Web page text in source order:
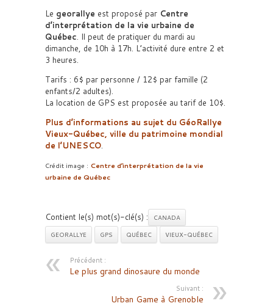
Le georallye est proposé par Centre
d’interprétation de la vie urbaine de
Québec. Il peut de pratiquer du mardi au
dimanche, de 10h à 17h. L’activité dure entre 2 et
3 heures.
Tarifs : 6$ par personne / 12$ par famille (2
enfants/2 adultes).
La location de GPS est proposée au tarif de 10$.
Plus d’informations au sujet du GéoRallye
Vieux-Québec, ville du patrimoine mondial
de l’UNESCO.
Crédit image : Centre d’interprétation de la vie
urbaine de Québec
Contient le(s) mot(s)-clé(s) :
CANADA
GEORALLYE
GPS QUÉBEC VIEUX-QUÉBEC
Précédent :
Le plus grand dinosaure du monde
Suivant :
Urban Game à Grenoble